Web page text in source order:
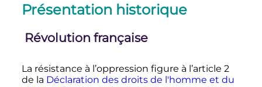
Présentation historique
Révolution française
La résistance à l’oppression figure à l’article 2
de la Déclaration des droits de l'homme et du